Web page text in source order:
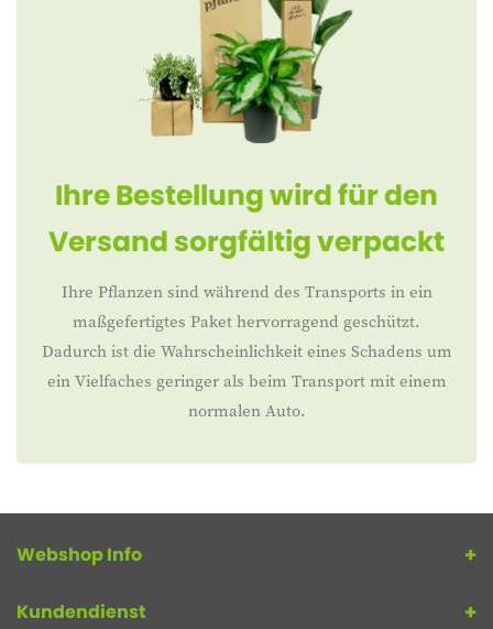
Ihre Bestellung wird für den
Versand sorgfältig verpackt
Ihre Pflanzen sind während des Transports in ein
maßgefertigtes Paket hervorragend geschützt.
Dadurch ist die Wahrscheinlichkeit eines Schadens um
ein Vielfaches geringer als beim Transport mit einem
normalen Auto.
Webshop Info
Kundendienst